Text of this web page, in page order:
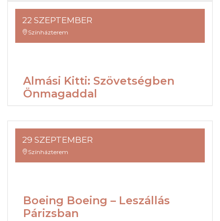
22 SZEPTEMBER
Színházterem
Almási Kitti: Szövetségben
Önmagaddal
29 SZEPTEMBER
Színházterem
Boeing Boeing – Leszállás
Párizsban